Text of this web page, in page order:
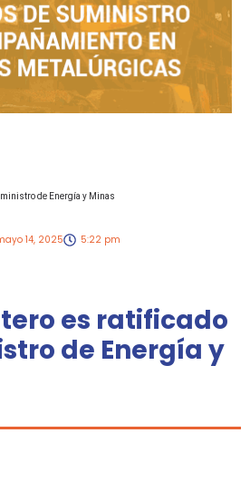
de Energía y Minas
14, 2025 5:22 pm
es ratificado
de Energía y